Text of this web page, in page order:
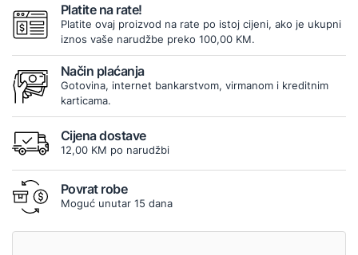
Platite na rate!
Platite ovaj proizvod na rate po istoj cijeni, ako je ukupni
iznos vaše narudžbe preko 100,00 KM.
Način plaćanja
Gotovina, internet bankarstvom, virmanom i kreditnim
karticama.
Cijena dostave
12,00 KM po narudžbi
Povrat robe
Moguć unutar 15 dana